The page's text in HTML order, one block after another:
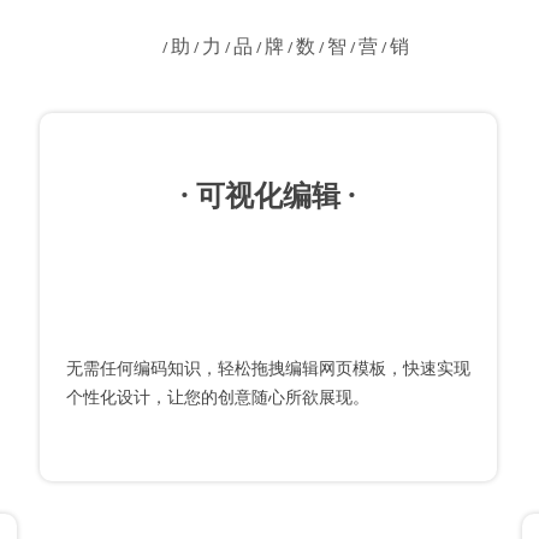
无需任何编码知识，轻松拖拽编辑网页模板，快速实现
个性化设计，让您的创意随心所欲展现。
· 可视化编辑 ·
/ 助 /力 /品 /牌/数 /智 /营/销